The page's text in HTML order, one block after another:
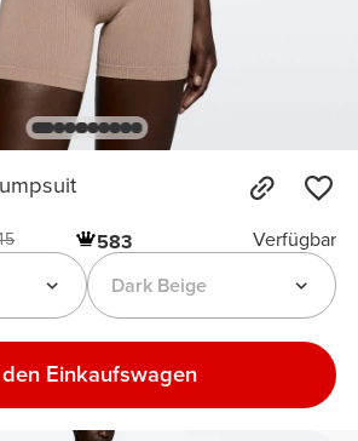
583
Verfügbar
Dark Beige
Einkaufswagen